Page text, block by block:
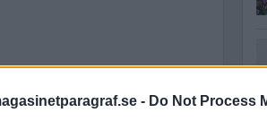
- Do Not Process